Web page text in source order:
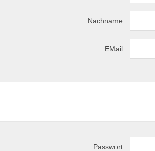
Nachname:
EMail:
Passwort: